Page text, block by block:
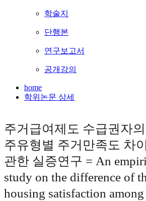
학술지
단행본
연구보고서
공개강의
home
학위논문 상세
주거급여제도 수급권자의
주유형별 주거만족도 차
관한 실증연구 = An
study on the difference of
housing satisfaction